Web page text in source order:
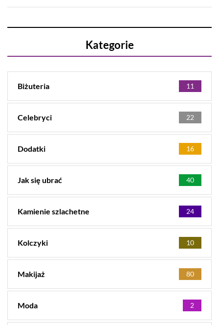
Kategorie
Biżuteria 11
Celebryci 22
Dodatki 16
Jak się ubrać 40
Kamienie szlachetne 24
Kolczyki 10
Makijaż 80
Moda 2